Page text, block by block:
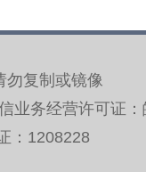
勿复制或镜像
业务经营许可证
：1208228